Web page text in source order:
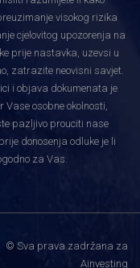
visokog rizika
cjelovitog upozorenja na
prije nastavka, uzevsi u
zatrazite neovisni savjet.
i objava dokumenata je
osobne okolnosti,
pazljivo prouciti nase
donosenja odluke je li
za Vas.
© Sva prava zadržana za
Ainvesting